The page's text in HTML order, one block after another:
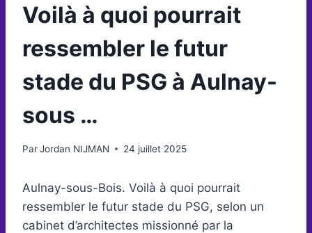
Voilà à quoi pourrait
ressembler le futur
stade du PSG à Aulnay-
sous …
ParJordan NIJMAN 24 juillet 2025
Aulnay-sous-Bois. Voilà à quoi pourrait
ressembler le futur stade du PSG, selon un
cabinet d’architectes missionné par la